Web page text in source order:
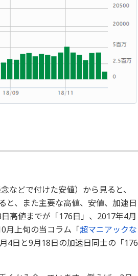
などで付けた安値）から見ると、
と、また主要な高値、安値、加速日
高値までが「176日」、2017年4月
月上旬の当コラム「超マニアックな
4日と9月18日の加速日同士の「176